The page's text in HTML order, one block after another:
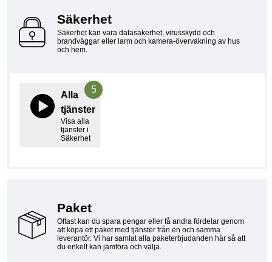
Säkerhet
Säkerhet kan vara datasäkerhet, virusskydd och
brandväggar eller larm och kamera-övervakning av hus
och hem.
Alla
tjänster
Visa alla
tjänster i
Säkerhet
5
Paket
Oftast kan du spara pengar eller få andra fördelar genom
att köpa ett paket med tjänster från en och samma
leverantör. Vi har samlat alla paketerbjudanden här så att
du enkelt kan jämföra och välja.